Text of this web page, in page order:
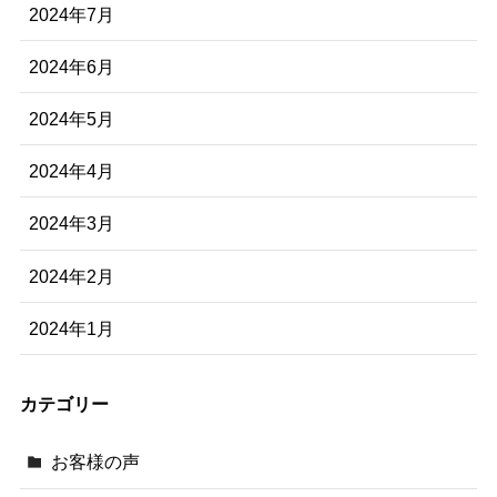
2024年7月
2024年6月
2024年5月
2024年4月
2024年3月
2024年2月
2024年1月
カテゴリー
お客様の声